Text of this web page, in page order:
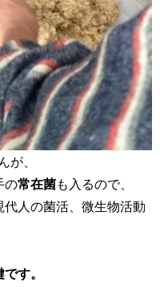
が、
の常在菌も入るので、
人の菌活、微生物活動
す。